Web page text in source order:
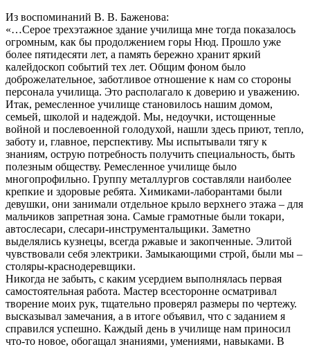
Из воспоминаний В. В. Баженова:
«…Серое трехэтажное здание училища мне тогда показалось
огромным, как бы продолжением горы Нюд. Прошло уже
более пятидесяти лет, а память бережно хранит яркий
калейдоскоп событий тех лет. Общим фоном было
доброжелательное, заботливое отношение к нам со стороны
персонала училища. Это располагало к доверию и уважению.
Итак, ремесленное училище становилось нашим домом,
семьей, школой и надеждой. Мы, недоучки, истощенные
войной и послевоенной голодухой, нашли здесь приют, тепло,
заботу и, главное, перспективу. Мы испытывали тягу к
знаниям, острую потребность получить специальность, быть
полезным обществу. Ремесленное училище было
многопрофильно. Группу металлургов составляли наиболее
крепкие и здоровые ребята. Химиками-лаборантами были
девушки, они занимали отдельное крыло верхнего этажа – для
мальчиков запретная зона. Самые грамотные были токари,
автослесари, слесари-инструментальщики. Заметно
выделялись кузнецы, всегда ржавые и закопченные. Элитой
чувствовали себя электрики. Замыкающими строй, были мы –
столяры-краснодеревщики.
Никогда не забыть, с каким усердием выполнялась первая
самостоятельная работа. Мастер всесторонне осматривал
творение моих рук, тщательно проверял размеры по чертежу.
высказывал замечания, а в итоге объявил, что с заданием я
справился успешно. Каждый день в училище нам приносил
что-то новое, обогащал знаниями, умениями, навыками. В